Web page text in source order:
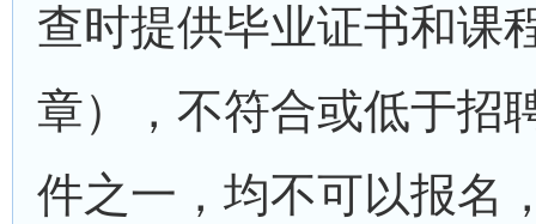
查时提供毕业证书和课
章），不符合或低于招
件之一，均不可以报名